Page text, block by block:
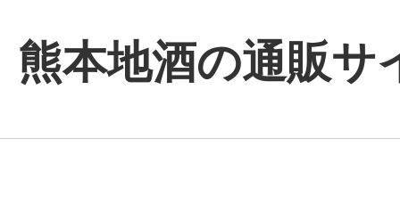
熊本地酒の通販サ